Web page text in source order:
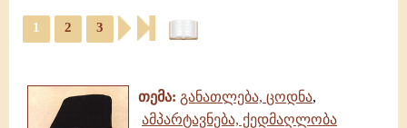
ნიკოლოზ
სერბი
ციტატები,
გამონათქვამები
გამონათქვამები
1 2 3
თემა: განათლება, ცოდნა,
ამპარტავნება, ქედმაღლობა